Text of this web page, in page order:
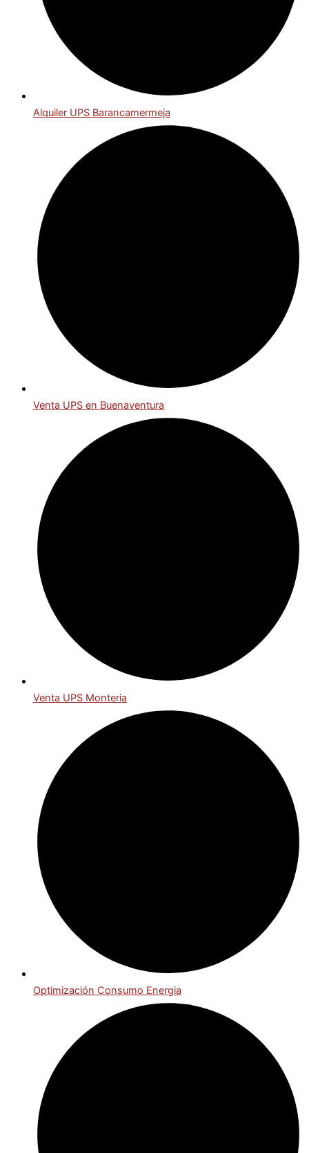
Alquiler UPS Barancamermeja
Venta UPS en Buenaventura
Venta UPS Monteria
Optimización Consumo Energia